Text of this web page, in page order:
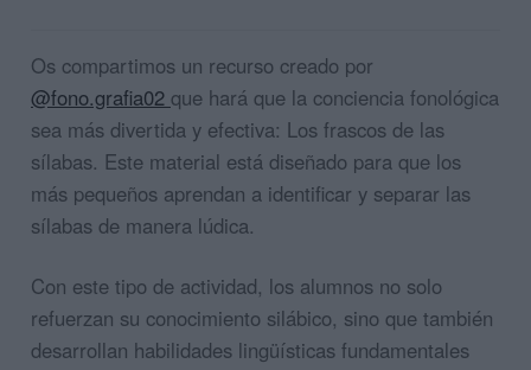
Os compartimos un recurso creado por
@fono.grafia02 que hará que la conciencia fonológica
sea más divertida y efectiva: Los frascos de las
sílabas. Este material está diseñado para que los
más pequeños aprendan a identificar y separar las
sílabas de manera lúdica.
Con este tipo de actividad, los alumnos no solo
refuerzan su conocimiento silábico, sino que también
desarrollan habilidades lingüísticas fundamentales